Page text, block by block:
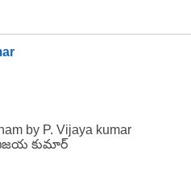
by P. Vijaya kumar
కుమార్